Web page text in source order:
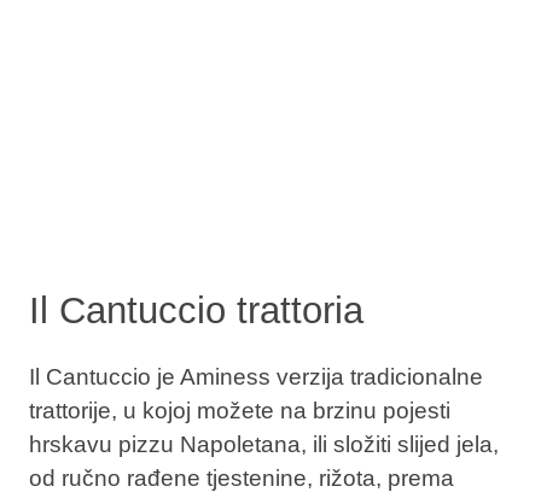
Il Cantuccio trattoria
Il Cantuccio je Aminess verzija tradicionalne
trattorije, u kojoj možete na brzinu pojesti
hrskavu pizzu Napoletana, ili složiti slijed jela,
od ručno rađene tjestenine, rižota, prema